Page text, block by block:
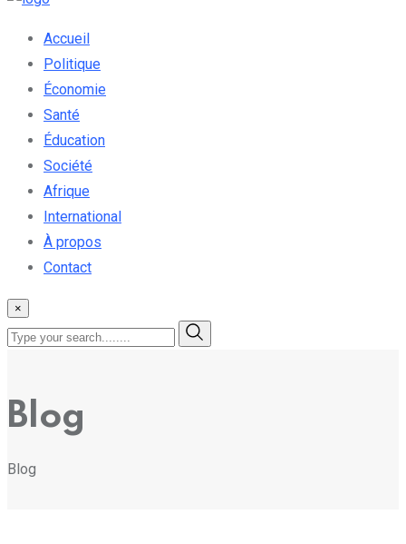
Accueil
Politique
Économie
Santé
Éducation
Société
Afrique
International
À propos
Contact
×
Blog
Blog